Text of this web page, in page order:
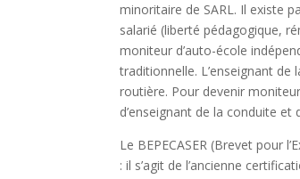
minoritaire de SARL. Il existe
salarié (liberté pédagogique,
moniteur d’auto-école
traditionnelle. L’enseignant
routière. Pour devenir
d’enseignant de la conduite
Le BEPECASER (Brevet pour
: il s’agit de l’ancienne